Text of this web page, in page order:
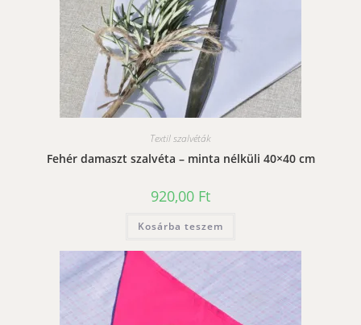
Textil szalvéták
Fehér damaszt szalvéta – minta nélküli 40×40 cm
920,00 Ft
Kosárba teszem